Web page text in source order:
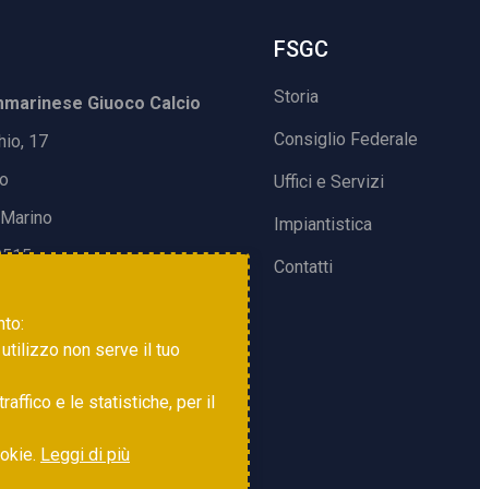
Giuoco Calcio
17
FSGC
Storia
Consiglio Federale
Uffici e Servizi
Impiantistica
Contatti
non serve il tuo
e le statistiche, per il
Leggi di più